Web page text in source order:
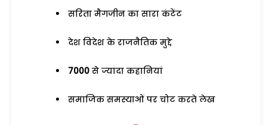
सरिता मैगजीन का सारा कंटेंट
देश विदेश के राजनैतिक मुद्दे
7000 से ज्यादा कहानियां
समाजिक समस्याओं पर चोट करते लेख